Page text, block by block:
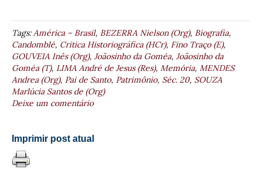
Tags:América – Brasil, BEZERRA Nielson (Org), Biografia,
Candomblé, Crítica Historiográfica (HCr), Fino Traço (E),
GOUVEIA Inês (Org), Joãosinho da Goméa, Joãosinho da
Goméa (T), LIMA André de Jesus (Res), Memória, MENDES
Andrea (Org), Pai de Santo, Patrimônio, Séc. 20, SOUZA
Marlúcia Santos de (Org)
Deixe um comentário
Imprimir post atual